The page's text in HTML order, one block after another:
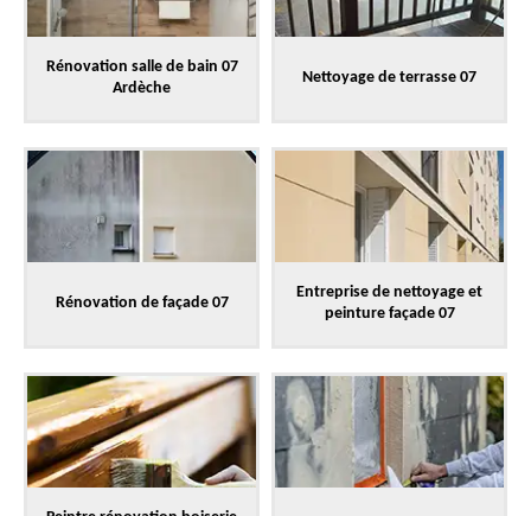
Rénovation salle de bain 07
Ardèche
Nettoyage de terrasse 07
Rénovation de façade 07
Entreprise de nettoyage et
peinture façade 07